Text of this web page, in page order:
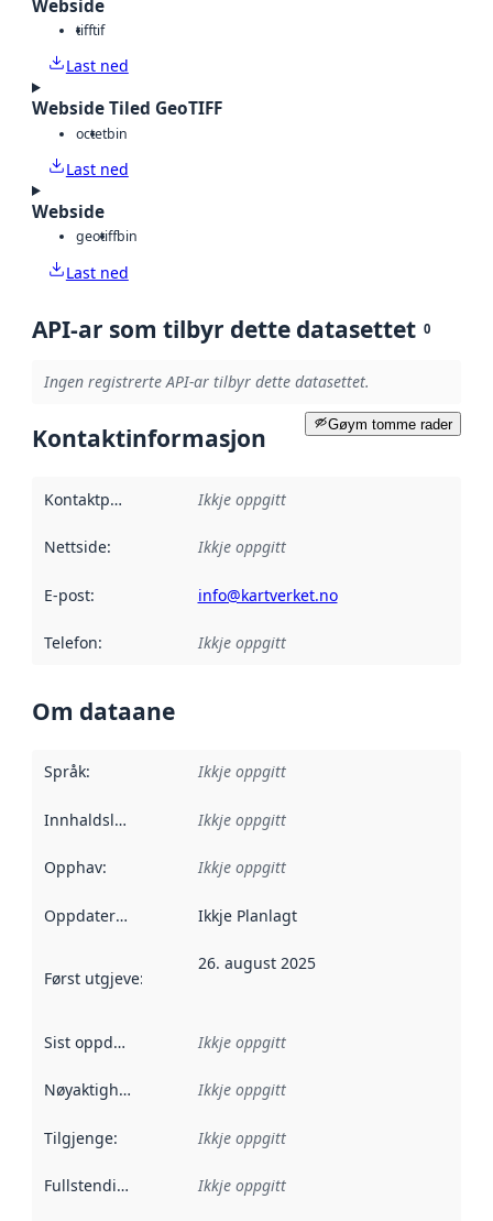
Webside
tifftif
Last ned
Webside Tiled GeoTIFF
octetbin
Last ned
Webside
geotiffbin
Last ned
API-ar som tilbyr dette datasettet 0
Ingen registrerte API-ar tilbyr dette datasettet.
Gøym tomme rader
Kontaktinformasjon
Kontaktpunkt Ikkje oppgitt
Nettside: Ikkje oppgitt
E-post: info@kartverket.no
Telefon: Ikkje oppgitt
Om dataane
Språk: Ikkje oppgitt
Innhaldsleverandørar :
Ikkje oppgitt
Opphav: Ikkje oppgitt
Oppdateringsfrekvens :
Ikkje Planlagt
Først utgjeve: Denne datoen seier når dataa i dette
26. august 2025
Sist oppdatert Ikkje oppgitt
Nøyaktigheit Ikkje oppgitt
Tilgjenge: Ikkje oppgitt
Fullstendigheit Ikkje oppgitt